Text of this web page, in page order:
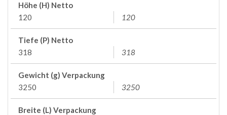
Höhe (H) Netto
120
120
Tiefe (P) Netto
318
318
Gewicht (g) Verpackung
3250
3250
Breite (L) Verpackung